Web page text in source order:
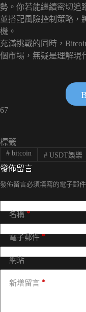
勢。你若能繼續密切追
並搭配風險控制策略，
機。
充滿挑戰的同時，
個市場，無疑是理解現
67
標籤
#bitcoin #USDT娛樂
發佈留言
發佈留言必須填寫的電子郵
名稱*
電子郵件*
網站
新增留言 *